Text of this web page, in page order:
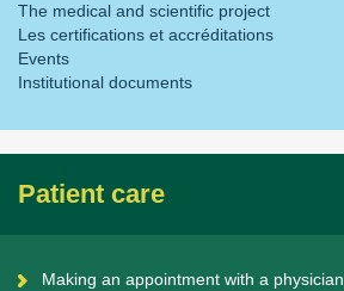
The medical and scientific project
Les certifications et accréditations
Events
Institutional documents
Patient care
Making an appointment with a physician